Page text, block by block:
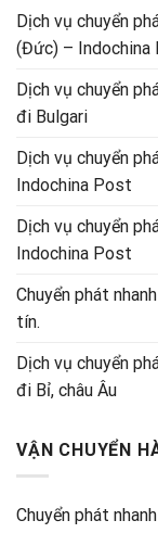
Dịch vụ chuyển
(Đức) – Indochina
Dịch vụ chuyển
đi Bulgari
Dịch vụ chuyển
Indochina Post
Dịch vụ chuyển
Indochina Post
Chuyển phát
tín.
Dịch vụ chuyển
đi Bỉ, châu Âu
VẬN CHUYỂN
Chuyển phát